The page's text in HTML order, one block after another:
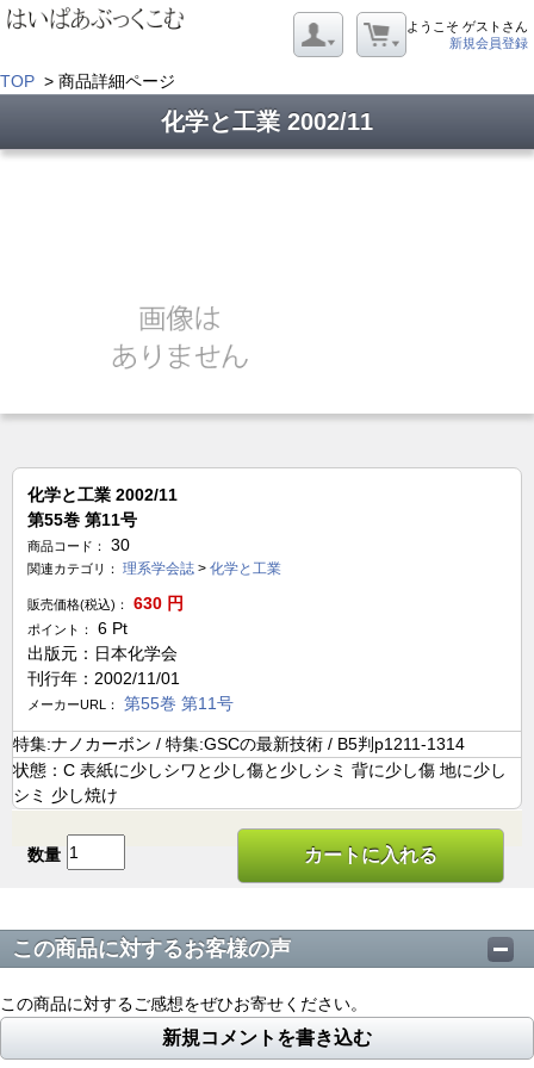
ようこそ ゲストさん
新規会員登録
TOP > 商品詳細ページ
化学と工業 2002/11
化学と工業 2002/11
第55巻 第11号
商品コード： 30
関連カテゴリ： 理系学会誌 > 化学と工業
販売価格(税込)： 630 円
ポイント： 6 Pt
出版元：日本化学会
刊行年：2002/11/01
メーカーURL： 第55巻 第11号
特集:ナノカーボン / 特集:GSCの最新技術 / B5判p1211-1314
状態：C 表紙に少しシワと少し傷と少しシミ 背に少し傷 地に少し
シミ 少し焼け
数量 カートに入れる
この商品に対するお客様の声
この商品に対するご感想をぜひお寄せください。
新規コメントを書き込む